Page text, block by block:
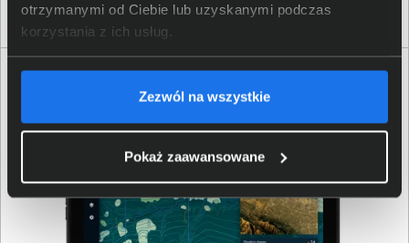
otrzymanymi od Ciebie lub uzyskanymi podczas
korzystania z ich usług.
Zezwól na wszystkie
Pokaż zaawansowane
Indywidualna wycena